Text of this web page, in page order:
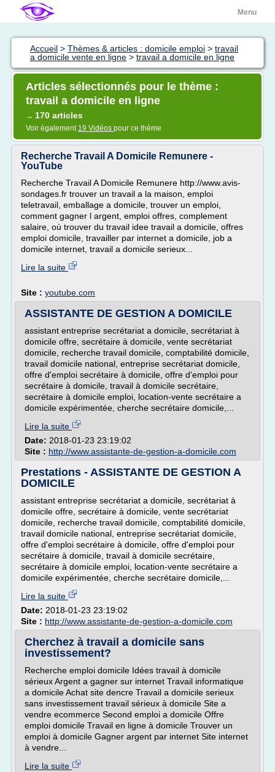
Menu
Accueil > Thèmes & articles : domicile emploi > travail
a domicile vente en ligne > travail a domicile en ligne
Articles sélectionnés pour le thème :
travail a domicile en ligne
→ 170 articles
Voir également 19 Vidéos pour ce thème
Recherche Travail A Domicile Remunere -
YouTube
Recherche Travail A Domicile Remunere http://www.avis-
sondages.fr trouver un travail a la maison, emploi
teletravail, emballage a domicile, trouver un emploi,
comment gagner l argent, emploi offres, complement
salaire, où trouver du travail idee travail a domicile, offres
emploi domicile, travailler par internet a domicile, job a
domicile internet, travail a domicile serieux...
Lire la suite
Site : youtube.com
ASSISTANTE DE GESTION A DOMICILE
assistant entreprise secrétariat a domicile, secrétariat à
domicile offre, secrétaire à domicile, vente secrétariat
domicile, recherche travail domicile, comptabilité domicile,
travail domicile national, entreprise secrétariat domicile,
offre d'emploi secrétaire à domicile, offre d'emploi pour
secrétaire à domicile, travail à domicile secrétaire,
secrétaire à domicile emploi, location-vente secrétaire a
domicile expérimentée, cherche secrétaire domicile,...
Lire la suite
Date: 2018-01-23 23:19:02
Site : http://www.assistante-de-gestion-a-domicile.com
Prestations - ASSISTANTE DE GESTION A
DOMICILE
assistant entreprise secrétariat a domicile, secrétariat à
domicile offre, secrétaire à domicile, vente secrétariat
domicile, recherche travail domicile, comptabilité domicile,
travail domicile national, entreprise secrétariat domicile,
offre d'emploi secrétaire à domicile, offre d'emploi pour
secrétaire à domicile, travail à domicile secrétaire,
secrétaire à domicile emploi, location-vente secrétaire a
domicile expérimentée, cherche secrétaire domicile,...
Lire la suite
Date: 2018-01-23 23:19:02
Site : http://www.assistante-de-gestion-a-domicile.com
Cherchez à travail a domicile sans
investissement?
Recherche emploi domicile Idées travail à domicile
sérieux Argent a gagner sur internet Travail informatique
a domicile Achat site dencre Travail a domicile serieux
sans investissement travail sérieux à domicile Site a
vendre ecommerce Second emploi a domicile Offre
emploi domicile Travail en ligne à domicile Trouver un
emploi à domicile Gagner argent par internet Site internet
à vendre...
Lire la suite